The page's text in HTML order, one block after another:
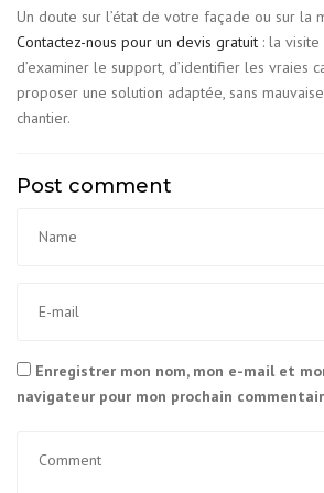
Un doute sur l’état de votre façade ou sur la
Contactez-nous pour un devis gratuit : la
d’examiner le support, d’identifier les vraies
proposer une solution adaptée, sans
chantier.
Post comment
Enregistrer mon nom, mon e-mail et
navigateur pour mon prochain